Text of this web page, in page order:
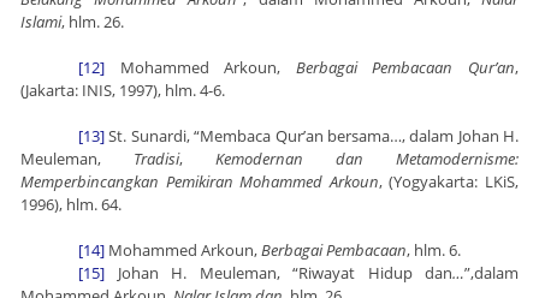
Islami, hlm. 26.
[12] Mohammed Arkoun, Berbagai Pembacaan Qur’an,
(Jakarta: INIS, 1997), hlm. 4-6.
[13]St. Sunardi, “Membaca Qur’an bersama…, dalam Johan H.
Meuleman, Tradisi, Kemodernan dan Metamodernisme:
Memperbincangkan Pemikiran Mohammed Arkoun, (Yogyakarta: LKiS,
1996), hlm. 64.
[14] Mohammed Arkoun,Berbagai Pembacaan, hlm. 6.
[15] Johan H. Meuleman, “Riwayat Hidup dan…”,dalam